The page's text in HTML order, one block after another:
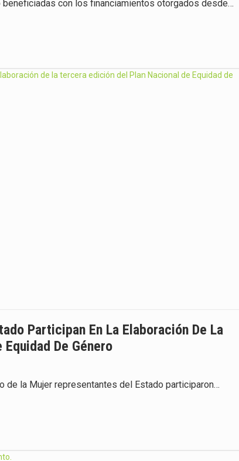
con los financiamientos otorgados desde…
Participan En La Elaboración De La
De Género
de la Mujer representantes del Estado participaron…